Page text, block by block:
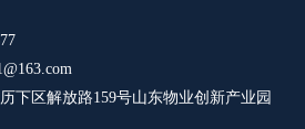
下区解放路159号山东物业创新产业园